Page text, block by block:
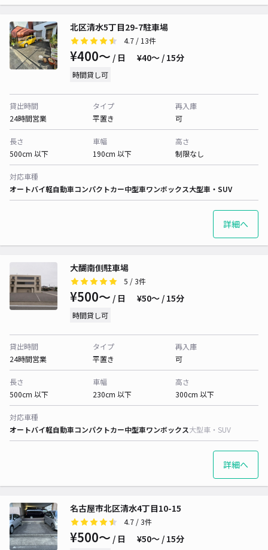
北区清水5丁目29-7駐車場
4.7 / 13件
¥400〜 / 日 ¥40〜 / 15分
時間貸し可
貸出時間
24時間営業
タイプ
平置き
再入庫
可
長さ
500cm 以下
車幅
190cm 以下
高さ
制限なし
対応車種
オートバイ軽自動車コンパクトカー中型車ワンボックス大型車・SUV
詳細へ
大醐南側駐車場
5 / 3件
¥500〜 / 日 ¥50〜 / 15分
時間貸し可
貸出時間
24時間営業
タイプ
平置き
再入庫
可
長さ
500cm 以下
車幅
230cm 以下
高さ
300cm 以下
対応車種
オートバイ軽自動車コンパクトカー中型車ワンボックス大型車・SUV
詳細へ
名古屋市北区清水4丁目10-15
4.7 / 3件
¥500〜 / 日 ¥50〜 / 15分